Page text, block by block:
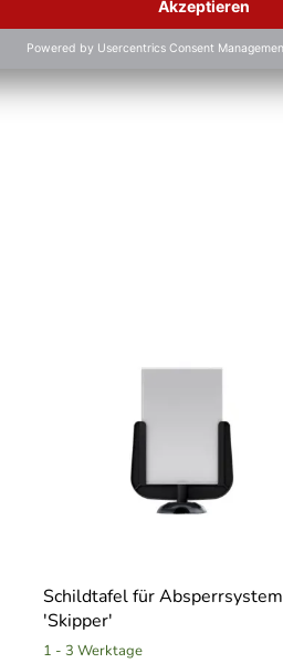
Schildtafel für Absperrsystem
′Skipper′
1 - 3 Werktage